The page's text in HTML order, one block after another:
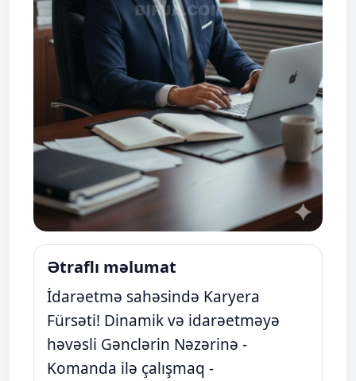
Ətraflı məlumat
İdarəetmə sahəsində Karyera
Fürsəti! Dinamik və idarəetməyə
həvəsli Gənclərin Nəzərinə -
Komanda ilə çalışmaq -